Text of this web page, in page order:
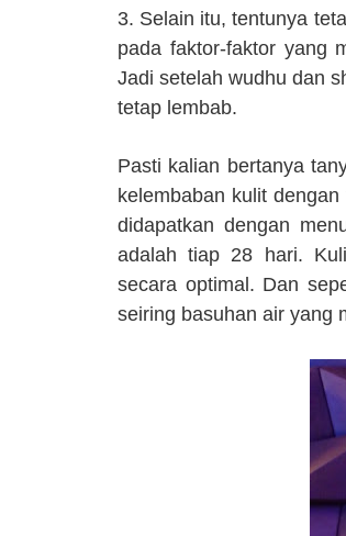
3. Selain itu, tentunya
pada faktor-faktor yang
Jadi setelah wudhu dan
tetap lembab.
Pasti kalian bertanya
kelembaban kulit
didapatkan dengan
adalah tiap 28 hari.
secara optimal. Dan
seiring basuhan air yang